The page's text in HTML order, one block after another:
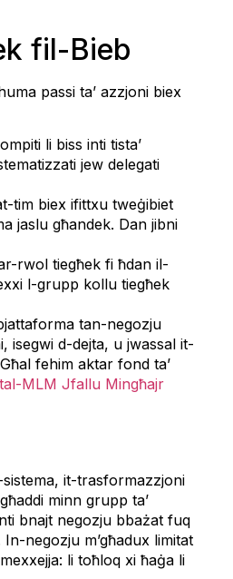
fil-Bieb
passi ta’ azzjoni biex
li biss inti tista’
jew delegati
tim biex ifittxu tweġibiet
jaslu għandek. Dan jibni
rwol tiegħek fi ħdan il-
l-grupp kollu tiegħek
tan-negozju
isegwi d-dejta, u jwassal it-
fehim aktar fond ta’
MLM Jfallu Mingħajr
it-trasformazzjoni
minn grupp ta’
bnajt negozju bbażat fuq
negozju m’għadux limitat
li toħloq xi ħaġa li